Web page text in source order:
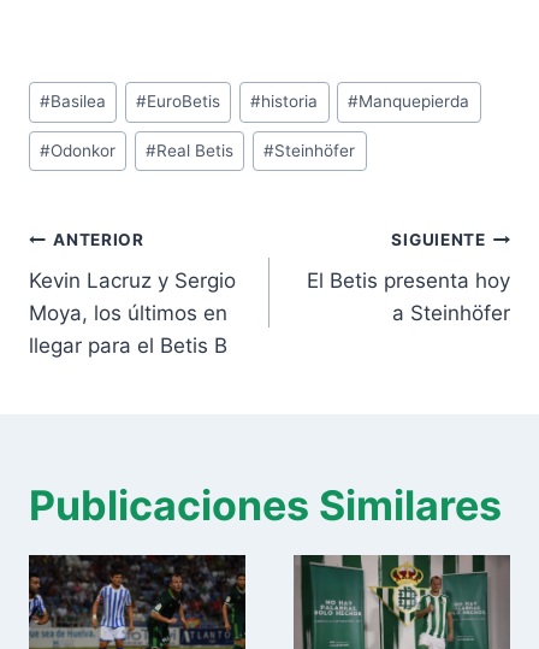
Etiquetas
de
la
#Basilea #EuroBetis #historia #Manquepierda
#Odonkor #Real Betis #Steinhöfer
Navegación
de
entradas
ANTERIOR
Kevin Lacruz y Sergio
Moya, los últimos en
llegar para el Betis B
SIGUIENTE
El Betis presenta hoy
a Steinhöfer
Publicaciones Similares